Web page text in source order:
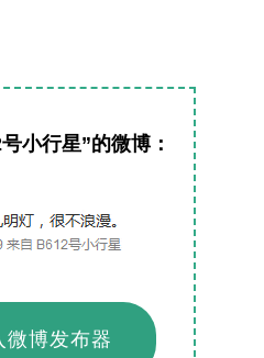
小行星”的微博：
微博发布器